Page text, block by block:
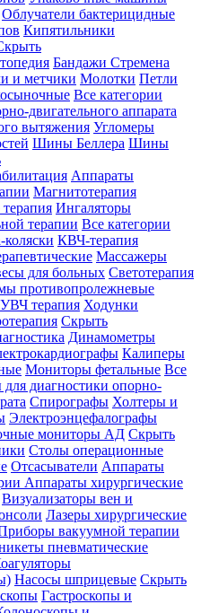
Облучатели бактерицидные
Кипятильники
Бандажи Стремена
и метчики Молотки Петли
Все категории
двигательного аппарата
вытяжения Угломеры
Шины Беллера Шины
Аппараты
Магнитотерапия
терапия Ингаляторы
терапии Все категории
КВЧ-терапия
Массажеры
для больных Светотерапия
противопролежневые
УВЧ терапия Ходунки
Скрыть
Динамометры
Калиперы
Мониторы фетальные Все
диагностики опорно-
Спирографы Холтеры и
Электроэнцефалографы
мониторы АД Скрыть
Столы операционные
Отсасыватели Аппараты
Аппараты хирургические
Визуализаторы вен и
Лазеры хирургические
вакуумной терапии
пневматические
Насосы шприцевые Скрыть
Гастроскопы и